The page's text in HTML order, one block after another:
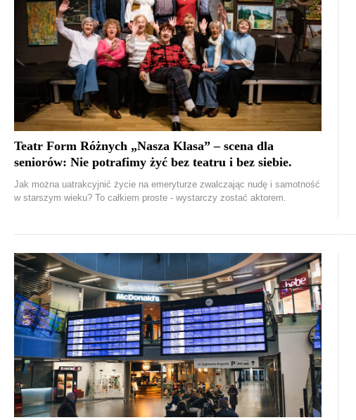
Teatr Form Różnych „Nasza Klasa” – scena dla
seniorów: Nie potrafimy żyć bez teatru i bez siebie.
Jak można uatrakcyjnić życie na emeryturze zwalczając nudę i samotność
w starszym wieku? To całkiem proste - wystarczy zostać aktorem.